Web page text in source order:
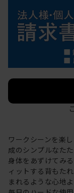
ワークシーンを楽
成のシンプルなたた
身体をあずけてみ
ィットする背もた
まれるような心地よ